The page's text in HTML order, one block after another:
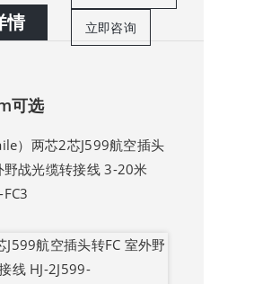
立即咨询
情
可选
）两芯2芯J599航空插头
野战光缆转接线 3-20米